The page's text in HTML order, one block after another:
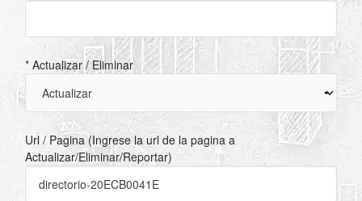
* Actualizar / Eliminar
Url / Pagina (Ingrese la url de la pagina a
Actualizar/Eliminar/Reportar)